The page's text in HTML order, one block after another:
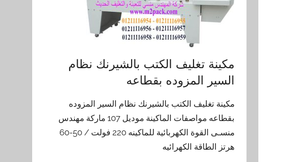
مكينة تغليف الكتب بالشيرنك نظام
السير المزوده بقطاعه
مكينة تغليف الكتب بالشيرنك نظام السير المزوده
بقطاعه مواصفات الماكينة موديل 107 ماركة مهندس
منسـى القوة الكهربائية للماكينه 220 فولت / 50-60
هرتز الطاقة الكهرائيه